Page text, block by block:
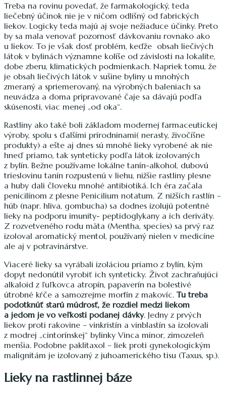
Treba na rovinu povedať, že farmakologický, teda
liečebný účinok nie je v ničom odlišný od fabrických
liekov. Logicky teda majú aj svoje nežiaduce účinky. Preto
by sa mala venovať pozornosť dávkovaniu rovnako ako
u liekov. To je však dosť problém, keďže obsah liečivých
látok v bylinách významne kolíše od závislosti na lokalite,
dobe zberu, klimatických podmienkach. Napriek tomu, že
je obsah liečivých látok v sušine byliny u mnohých
zmeraný a spriemerovaný, na výrobných baleniach sa
neuvádza a doma pripravované čaje sa dávajú podľa
skúsenosti, viac menej „od oka“.
Rastliny ako také boli základom modernej farmaceutickej
výroby, spolu s ďalšími prírodninami( nerasty, živočíšne
produkty) a ešte aj dnes sú mnohé lieky vyrobené ak nie
hneď priamo, tak synteticky podľa látok izolovaných
z bylín. Bežne používame lokálne tanín-alkohol, dubovú
trieslovinu tanín rozpustenú v liehu, nižšie rastliny plesne
a huby dali človeku mnohé antibiotiká. Ich éra začala
penicilínom z plesne Penicilium notatum. Z nižších rastlín –
húb (napr. hliva, gombucha) sa dodnes izolujú potentné
lieky na podporu imunity- peptidoglykany a ich deriváty.
Z rozvetveného rodu mäta (Mentha, species) sa prvý raz
izoloval aromatický mentol, používaný nielen v medicíne
ale aj v potravinárstve.
Viaceré lieky sa vyrábali izoláciou priamo z bylín, kým
dopyt nedonútil vyrobiť ich synteticky. Život zachraňujúci
alkaloid z ľuľkovca atropín, papaverín na bolestivé
útrobné kŕče a samozrejme morfín z makovíc. Tu treba
podotknúť starú múdrosť, že rozdiel medzi liekom
a jedom je vo veľkosti podanej dávky. Jedny z prvých
liekov proti rakovine – vinkristín a vinblastín sa izolovali
z modrej „cintorínskej“ bylinky Vinca minor, zimozeleň
menšia. Podobne paklitaxol – liek proti gynekologickým
malignitám je izolovaný z juhoamerického tisu (Taxus, sp.).
Lieky na rastlinnej báze